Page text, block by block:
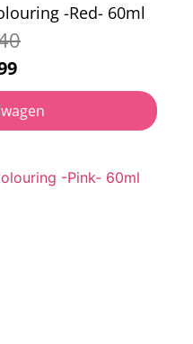
-Red- 60ml